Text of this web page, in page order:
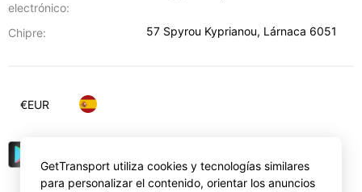
electrónico:
Chipre: 57 Spyrou Kyprianou, Lárnaca 6051
€EUR
GetTransport utiliza cookies y tecnologías similares
para personalizar el contenido, orientar los anuncios